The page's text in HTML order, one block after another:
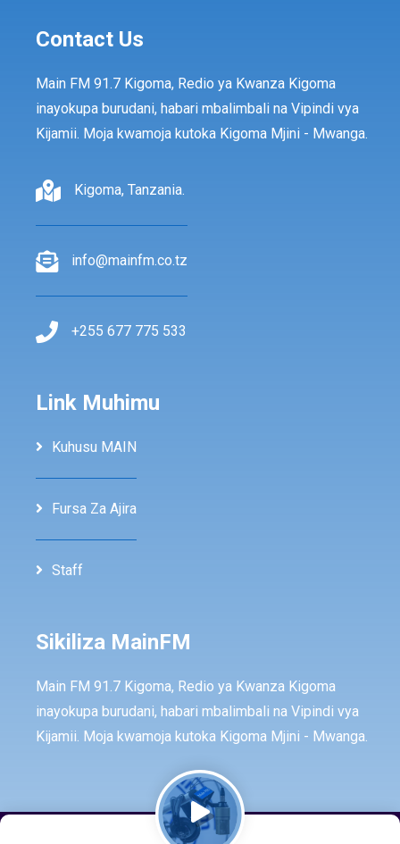
Contact Us
Main FM 91.7 Kigoma, Redio ya Kwanza Kigoma
inayokupa burudani, habari mbalimbali na Vipindi vya
Kijamii. Moja kwamoja kutoka Kigoma Mjini - Mwanga.
Kigoma, Tanzania.
info@mainfm.co.tz
+255 677 775 533
Link Muhimu
Kuhusu MAIN
Fursa Za Ajira
Staff
Sikiliza MainFM
Main FM 91.7 Kigoma, Redio ya Kwanza Kigoma
inayokupa burudani, habari mbalimbali na Vipindi vya
Kijamii. Moja kwamoja kutoka Kigoma Mjini - Mwanga.
© Copyright -2026